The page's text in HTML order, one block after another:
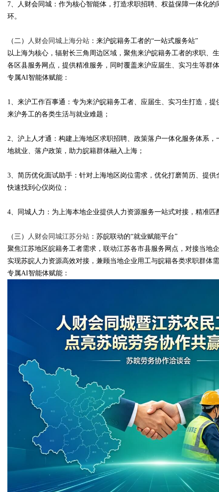
7、人财会同城：作为核心智能体，打造求职招聘、权益保障一体化
环。
（二） 人财会同城上海分站 ：来沪皖籍务工者的“一站式服务站”
以上海为核心，辐射长三角周边区域，聚焦来沪皖籍务工者的求职、
各区县服务网点，提供精准服务，同时覆盖来沪应届生、实习生等群
专属AI智能体赋能：
1、来沪工作百事通：专为来沪皖籍务工者、应届生、实习生打造，
来沪务工的各类生活与就业难题；
2、沪上人才通：构建上海地区求职招聘、政策落户一体化服务体系
地就业、落户政策，助力皖籍群体融入上海；
3、简历优化面试助手：针对上海地区岗位需求，优化打磨简历、提
快速找到心仪岗位；
4、同城人力：为上海本地企业提供人力资源服务一站式对接，精准
（三） 人财会同城江苏分站 ：苏皖联动的“就业赋能平台”
聚焦江苏地区皖籍务工者需求，联动江苏各市县服务网点，对接当地
实现苏皖人力资源高效对接，兼顾当地企业用工与皖籍各类求职群体
专属AI智能体赋能：